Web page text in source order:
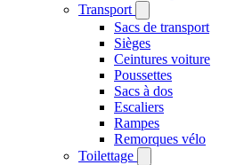
Transport
Sacs de transport
Sièges
Ceintures voiture
Poussettes
Sacs à dos
Escaliers
Rampes
Remorques vélo
Toilettage